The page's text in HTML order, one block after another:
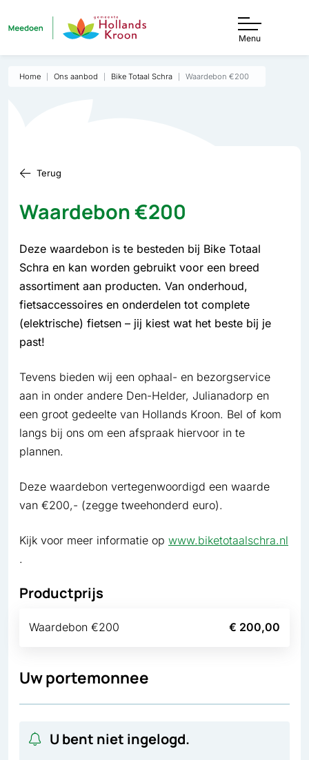
Menu
Home Ons aanbod Bike Totaal Schra Waardebon €200
Terug
Waardebon €200
Deze waardebon is te besteden bij Bike Totaal
Schra en kan worden gebruikt voor een breed
assortiment aan producten. Van onderhoud,
fietsaccessoires en onderdelen tot complete
(elektrische) fietsen – jij kiest wat het beste bij je
past!
Tevens bieden wij een ophaal- en bezorgservice
aan in onder andere Den-Helder, Julianadorp en
een groot gedeelte van Hollands Kroon. Bel of kom
langs bij ons om een afspraak hiervoor in te
plannen.
Deze waardebon vertegenwoordigd een waarde
van €200,- (zegge tweehonderd euro).
Kijk voor meer informatie op www.biketotaalschra.nl
.
Productprijs
Waardebon €200 € 200,00
Uw portemonnee
U bent niet ingelogd.